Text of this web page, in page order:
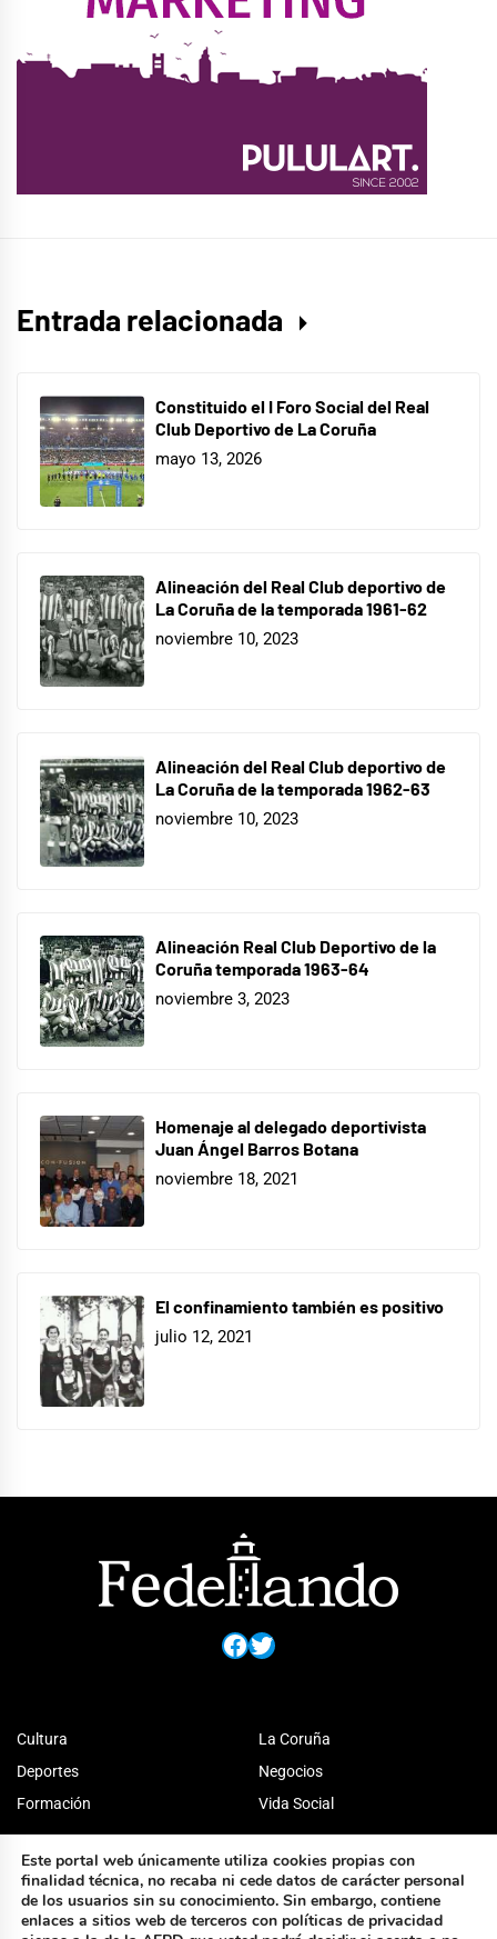
Entrada relacionada
Constituido el I Foro Social del Real
Club Deportivo de La Coruña
mayo 13, 2026
Alineación del Real Club deportivo de
La Coruña de la temporada 1961-62
noviembre 10, 2023
Alineación del Real Club deportivo de
La Coruña de la temporada 1962-63
noviembre 10, 2023
Alineación Real Club Deportivo de la
Coruña temporada 1963-64
noviembre 3, 2023
Homenaje al delegado deportivista
Juan Ángel Barros Botana
noviembre 18, 2021
El confinamiento también es positivo
julio 12, 2021
Facebook
Twitter
Cultura
Deportes
Formación
La Coruña
Negocios
Vida Social
Este portal web únicamente utiliza cookies propias con
finalidad técnica, no recaba ni cede datos de carácter personal
de los usuarios sin su conocimiento. Sin embargo, contiene
enlaces a sitios web de terceros con políticas de privacidad